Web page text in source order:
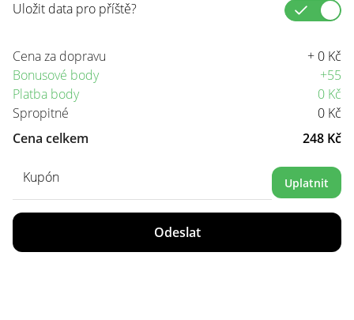
Uložit data pro příště?
Cena za dopravu
+ 0 Kč
Bonusové body
+55
Platba body
0 Kč
Spropitné
0 Kč
Cena celkem
248 Kč
Kupón Uplatnit
Odeslat